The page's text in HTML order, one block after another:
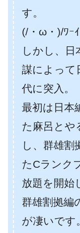
す。
(/・ω・)/ﾜｰｲ
しかし、日
謀によって
代に突入。
最初は日本
た麻呂とや
し、群雄割
たCランク
放題を開始
群雄割拠編
が凄いです